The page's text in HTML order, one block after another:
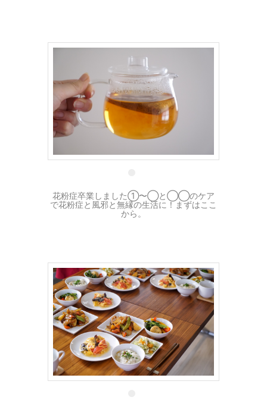
花粉症卒業しました①〜◯と◯◯のケア
で花粉症と風邪と無縁の生活に！まずはここ
から。
22 3月